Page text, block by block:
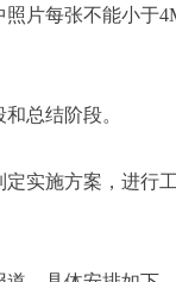
片每张不能小
总结阶段。
实施方案，进